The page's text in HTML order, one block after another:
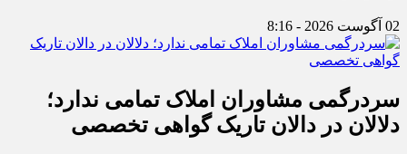
02 آگوست 2026 - 8:16
سردرگمی مشاوران املاک تمامی ندارد؛
دلالان در دالان تاریک گواهی تخصصی